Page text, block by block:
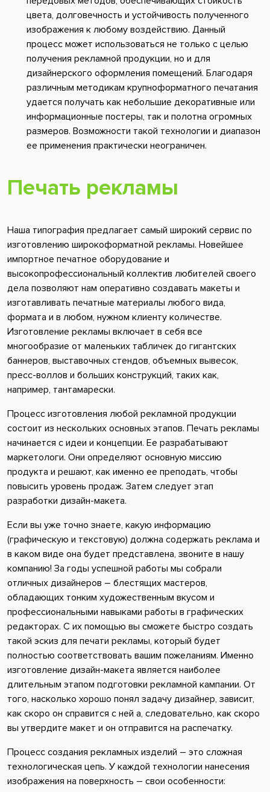
цвета, долговечность и устойчивость полученного
изображения к любому воздействию. Данный
процесс может использоваться не только с целью
получения рекламной продукции, но и для
дизайнерского оформления помещений. Благодаря
различным методикам крупноформатного печатания
удается получать как небольшие декоративные или
информационные постеры, так и полотна огромных
размеров. Возможности такой технологии и диапазон
ее применения практически неограничен.
Печать рекламы
Наша типография предлагает самый широкий сервис по
изготовлению широкоформатной рекламы. Новейшее
импортное печатное оборудование и
высокопрофессиональный коллектив любителей своего
дела позволяют нам оперативно создавать макеты и
изготавливать печатные материалы любого вида,
формата и в любом, нужном клиенту количестве.
Изготовление рекламы включает в себя все
многообразие от маленьких табличек до гигантских
баннеров, выставочных стендов, объемных вывесок,
пресс-воллов и больших конструкций, таких как,
например, тантамарески.
Процесс изготовления любой рекламной продукции
состоит из нескольких основных этапов. Печать рекламы
начинается с идеи и концепции. Ее разрабатывают
маркетологи. Они определяют основную миссию
продукта и решают, как именно ее преподать, чтобы
повысить уровень продаж. Затем следует этап
разработки дизайн-макета.
Если вы уже точно знаете, какую информацию
(графическую и текстовую) должна содержать реклама и
в каком виде она будет представлена, звоните в нашу
компанию! За годы успешной работы мы собрали
отличных дизайнеров – блестящих мастеров,
обладающих тонким художественным вкусом и
профессиональными навыками работы в графических
редакторах. С их помощью вы сможете быстро создать
такой эскиз для печати рекламы, который будет
полностью соответствовать вашим пожеланиям. Именно
изготовление дизайн-макета является наиболее
длительным этапом подготовки рекламной кампании. От
того, насколько хорошо понял задачу дизайнер, зависит,
как скоро он справится с ней а, следовательно, как скоро
вы утвердите макет и он отправится на распечатку.
Процесс создания рекламных изделий – это сложная
технологическая цепь. У каждой технологии нанесения
изображения на поверхность – свои особенности: